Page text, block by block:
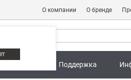
О компании О бренде
Поддержка
Адреса магазинов 8